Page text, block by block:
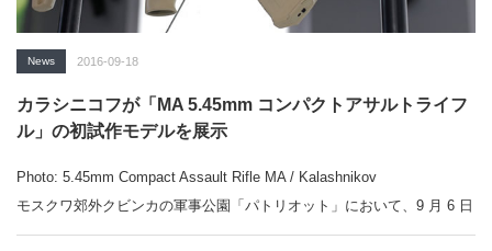
News 2016-09-18
カラシニコフが「MA 5.45mm コンパクトアサルトライフ
ル」の初試作モデルを展示
Photo: 5.45mm Compact Assault Rifle MA / Kalashnikov
モスクワ郊外クビンカの軍事公園「パトリオット」において、9 月 6 日
2016」で、カラシニコフ (Kalashnikov Group) が 5.45mm コンパクトア